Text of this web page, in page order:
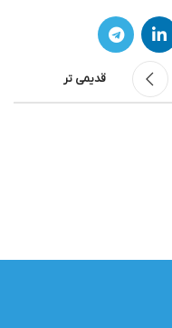
قدیمی تر